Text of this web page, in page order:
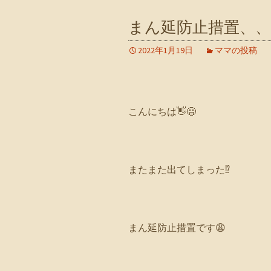
まん延防止措置、
2022年1月19日 ママの投稿
こんにちは👋😃
またまた出てしまった⁉️
まん延防止措置です😩